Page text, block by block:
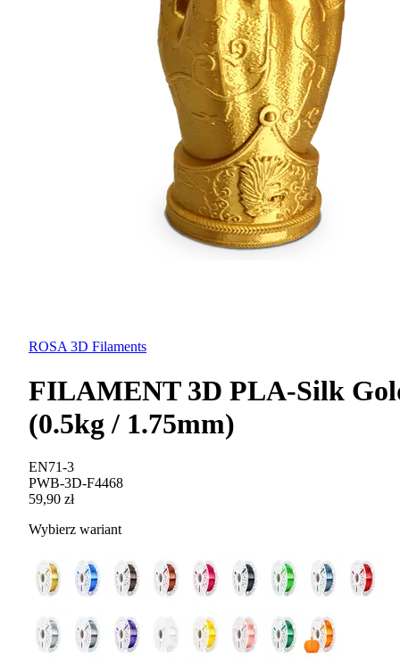
ROSA 3D Filaments
FILAMENT 3D PLA-Silk
(0.5kg / 1.75mm)
EN71-3
PWB-3D-F4468
59,90 zł
Wybierz wariant